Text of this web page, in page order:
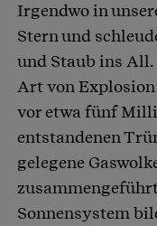
Irgendwo in
Stern und
und Staub ins All.
Art von
vor etwa fünf
entstandenen
gelegene
Sonnensystem